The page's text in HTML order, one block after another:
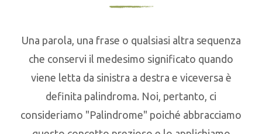
Una parola, una frase o qualsiasi altra sequenza
che conservi il medesimo significato quando
viene letta da sinistra a destra e viceversa è
definita palindroma. Noi, pertanto, ci
consideriamo "Palindrome" poiché abbracciamo